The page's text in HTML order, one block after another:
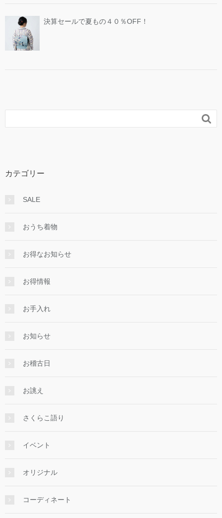
決算セールで夏もの４０％OFF！

カテゴリー
SALE
おうち着物
お得なお知らせ
お得情報
お手入れ
お知らせ
お稽古日
お誂え
さくらこ語り
イベント
オリジナル
コーディネート